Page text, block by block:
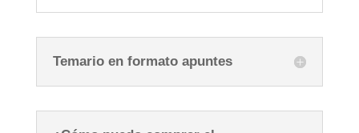
Temario en formato apuntes